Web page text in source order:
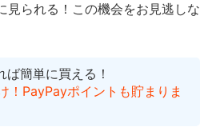
られる！ この機会をお見逃しな
簡単に買える！
！PayPayポイントも貯まりま